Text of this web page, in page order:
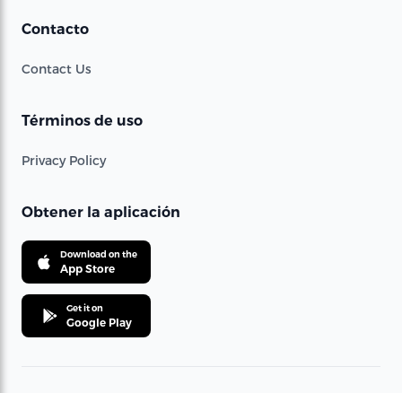
Contacto
Contact Us
Términos de uso
Privacy Policy
Obtener la aplicación
Download on the
App Store
Get it on
Google Play